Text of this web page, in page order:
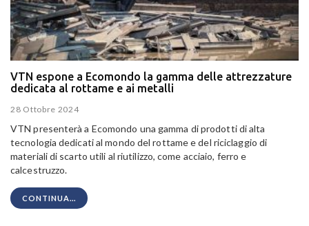
VTN espone a Ecomondo la gamma delle attrezzature
dedicata al rottame e ai metalli
28 Ottobre 2024
VTN presenterà a Ecomondo una gamma di prodotti di alta
tecnologia dedicati al mondo del rottame e del riciclaggio di
materiali di scarto utili al riutilizzo, come acciaio, ferro e
calcestruzzo.
CONTINUA...